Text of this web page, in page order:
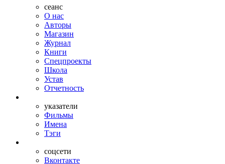
сеанс
О нас
Авторы
Магазин
Журнал
Книги
Спецпроекты
Школа
Устав
Отчетность
указатели
Фильмы
Имена
Тэги
соцсети
Вконтакте